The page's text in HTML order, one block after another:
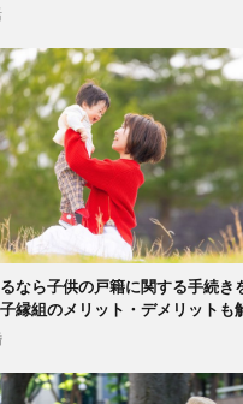
なら子供の戸籍に関する手続き
縁組のメリット・デメリットも